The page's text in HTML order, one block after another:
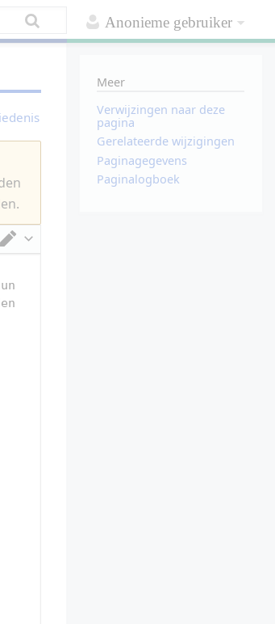
Anonieme gebruiker
Van tekstverwerker omschakelen
Meer
Verwijzingen naar deze
pagina
Gerelateerde wijzigingen
Paginagegevens
Paginalogboek